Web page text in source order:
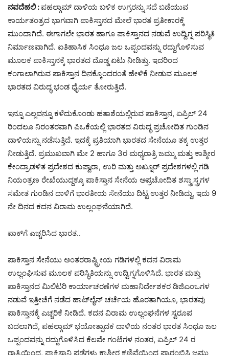
ನವದೆಹಲಿ :ಪಹಲ್ಗಾಮ್‌ ದಾಳಿಯ ಬಳಿಕ ಉಗ್ರರನ್ನು ಸದೆ ಬಡೆಯುವ
ಕಾರ್ಯತಂತ್ರದ ಭಾಗವಾಗಿ ಪಾಕಿಸ್ತಾನದ ಮೇಲೆ ಭಾರತ ಪ್ರತೀಕಾರಕ್ಕೆ
ಮುಂದಾಗಿದೆ. ಈಗಾಗಲೇ ಭಾರತ ಹಾಗೂ ಪಾಕಿಸ್ತಾನದ ನಡುವೆ ಉದ್ವಿಗ್ನ ಪರಿಸ್ಥಿತಿ
ನಿರ್ಮಾಣವಾಗಿದೆ. ಐತಿಹಾಸಿಕ ಸಿಂಧೂ ಜಲ ಒಪ್ಪಂದವನ್ನು ರದ್ದುಗೊಳಿಸುವ
ಮೂಲಕ ಪಾಕಿಸ್ತಾನಕ್ಕೆ ಭಾರತದ ದೊಡ್ಡ ಏಟು ನೀಡಿತ್ತು. ಇದರಿಂದ
ಕಂಗಾಲಾಗಿರುವ ಪಾಕಿಸ್ತಾನ ದಿನಕ್ಕೊಂದರಂತೆ ಹೇಳಿಕೆ ನೀಡುವ ಮೂಲಕ
ಭಾರತದ ವಿರುದ್ಧ ಭಂಡ ಧೈರ್ಯ ತೋರುತ್ತಿದೆ.
ಇನ್ನೂ ಎಲ್ಲವನ್ನೂ ಕಳೆದುಕೊಂಡು ಹತಾಶೆಯಲ್ಲಿರುವ ಪಾಕಿಸ್ತಾನ, ಏಪ್ರಿಲ್‌ 24
ರಿಂದಲೂ ನಿರಂತರವಾಗಿ ಪಿಒಕೆಯಲ್ಲಿ ಭಾರತದ ವಿರುದ್ಧ ಪ್ರಚೋದಿತ ಗುಂಡಿನ
ದಾಳಿಯನ್ನು ನಡೆಸುತ್ತಿದೆ. ಇದಕ್ಕೆ ಪ್ರತಿಯಾಗಿ ಭಾರತದ ಸೇನೆಯೂ ತಕ್ಕ ಉತ್ತರ
ನೀಡುತ್ತಿದೆ. ಪ್ರಮುಖವಾಗಿ ಮೇ 2 ಹಾಗೂ 3ರ ಮಧ್ಯರಾತ್ರಿ ಜಮ್ಮು ಮತ್ತು ಕಾಶ್ಮೀರ
ಕೇಂದ್ರಾಡಳಿತ ಪ್ರದೇಶದ ಕುಪ್ವಾರಾ, ಉರಿ ಮತ್ತು ಅಖ್ನೂರ್ ಪ್ರದೇಶಗಳಲ್ಲಿ ಗಡಿ
ನಿಯಂತ್ರಣ ರೇಖೆಯುದ್ದಕ್ಕೂ ಪಾಕಿಸ್ತಾನ ಸೇನೆಯ ಅಪ್ರಚೋದಿತ ಶಸ್ತ್ರಾಸ್ತ್ರಗಳ
ಸಮೇತ ಗುಂಡಿನ ದಾಳಿಗೆ ಭಾರತೀಯ ಸೇನೆಯು ದಿಟ್ಟ ಉತ್ತರ ನೀಡಿದ್ದು, ಇದು 9
ನೇ ದಿನದ ಕದನ ವಿರಾಮ ಉಲ್ಲಂಘನೆಯಾಗಿದೆ.
ಪಾಕ್‌ಗೆ ಎಚ್ಚರಿಸಿದ ಭಾರತ..
ಪಾಕಿಸ್ತಾನ ಸೇನೆಯು ಅಂತರರಾಷ್ಟ್ರೀಯ ಗಡಿಗಳಲ್ಲಿ ಕದನ ವಿರಾಮ
ಉಲ್ಲಂಘಿಸುವ ಮೂಲಕ ಪರಿಸ್ಥಿತಿಯನ್ನು ಉದ್ವಿಗ್ನಗೊಳಿಸಿದೆ. ಭಾರತ ಮತ್ತು
ಪಾಕಿಸ್ತಾನದ ಮಿಲಿಟರಿ ಕಾರ್ಯಾಚರಣೆಗಳ ಮಹಾನಿರ್ದೇಶಕರ ಡಿಜಿಎಂಒಗಳ
ನಡುವೆ ಇತ್ತೀಚೆಗೆ ನಡೆದ ಹಾಟ್‌ಲೈನ್ ಚರ್ಚೆಯ ಹೊರತಾಗಿಯೂ, ಭಾರತವು
ಪಾಕಿಸ್ತಾನಕ್ಕೆ ಎಚ್ಚರಿಕೆ ನೀಡಿದೆ. ಕದನ ವಿರಾಮ ಉಲ್ಲಂಘನೆಗಳ ಸ್ವರೂಪ
ಬದಲಾಗಿದೆ, ಪಹಲ್ಗಾಮ್ ಭಯೋತ್ಪಾದಕ ದಾಳಿಯ ನಂತರ ಭಾರತ ಸಿಂಧೂ ಜಲ
ಒಪ್ಪಂದವನ್ನು ರದ್ದುಗೊಳಿಸಿದ ಕೆಲವೇ ಗಂಟೆಗಳ ನಂತರ, ಏಪ್ರಿಲ್ 24 ರ
ರಾತ್ರಿಯಿಂದ, ಪಾಕಿಸ್ತಾನಿ ಪಡೆಗಳು ಕಾಶ್ಮೀರ ಕಣಿವೆಯಿಂದ ಪ್ರಾರಂಭಿಸಿ ಜಮ್ಮು